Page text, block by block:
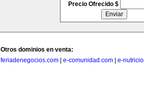
Precio Ofrecido $
Otros dominios en venta:
feriadenegocios.com
e-comunidad.com e-